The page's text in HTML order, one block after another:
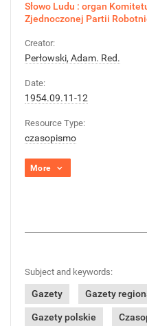
Słowo Ludu : organ
Zjednoczonej Partii
Creator:
Perłowski, Adam. Red.
Date:
1954.09.11-12
Resource Type:
czasopismo
More
Subject and keywords:
Gazety Gazety
Gazety polskie